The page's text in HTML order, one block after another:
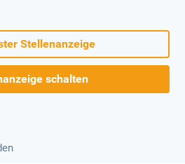
Stellenanzeige
schalten